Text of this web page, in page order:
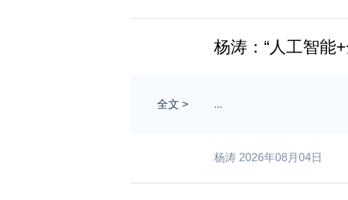
杨涛：“人工智能
全文 > ...
杨涛 2026年08月04日